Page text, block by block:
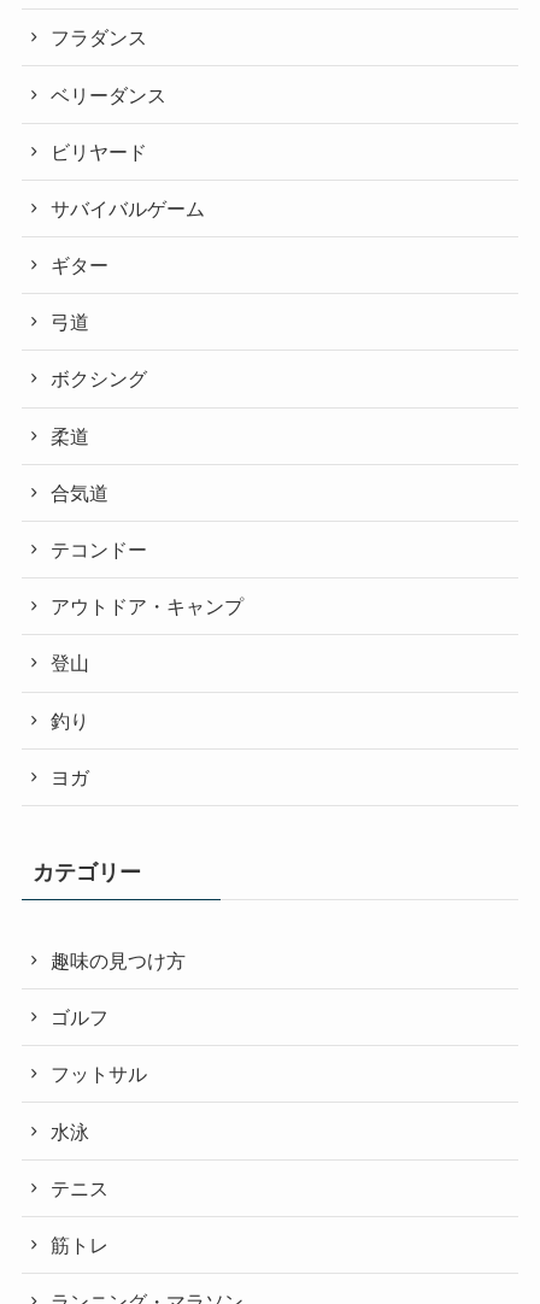
フラダンス
ベリーダンス
ビリヤード
サバイバルゲーム
ギター
弓道
ボクシング
柔道
合気道
テコンドー
アウトドア・キャンプ
登山
釣り
ヨガ
カテゴリー
趣味の見つけ方
ゴルフ
フットサル
水泳
テニス
筋トレ